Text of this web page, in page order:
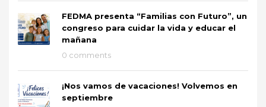
FEDMA presenta “Familias con Futuro”, un
congreso para cuidar la vida y educar el
mañana
0 comments
¡Nos vamos de vacaciones! Volvemos en
septiembre